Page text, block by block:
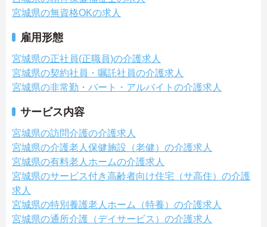
宮城県の無資格OKの求人
雇用形態
宮城県の正社員(正職員)の介護求人
宮城県の契約社員・嘱託社員の介護求人
宮城県の非常勤・パート・アルバイトの介護求人
サービス内容
宮城県の訪問介護の介護求人
宮城県の介護老人保健施設（老健）の介護求人
宮城県の有料老人ホームの介護求人
宮城県のサービス付き高齢者向け住宅（サ高住）の介護
求人
宮城県の特別養護老人ホーム（特養）の介護求人
宮城県の通所介護（デイサービス）の介護求人